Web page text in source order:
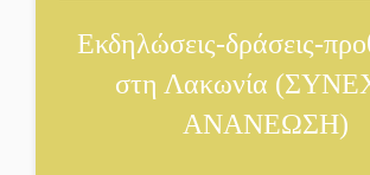
Στη φάκα της
Σπάρτης μέλος
των
Δεν χαλαρώνει η
Εκδηλώσεις-δράσεις-
στη Λακωνία
ΑΝΑΝΕΩΣΗ)